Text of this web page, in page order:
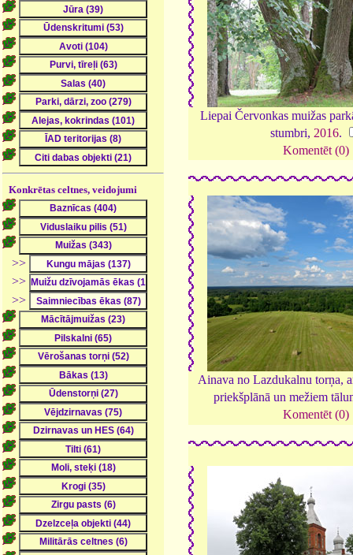
Konkrētas celtnes, veidojumi
>>
>>
>>
Liepai Červonkas muižas
stumbri, 2016.
Komentēt (0)
Ainava no Lazdukalnu torņa,
priekšplānā un mežiem
Komentēt (0)